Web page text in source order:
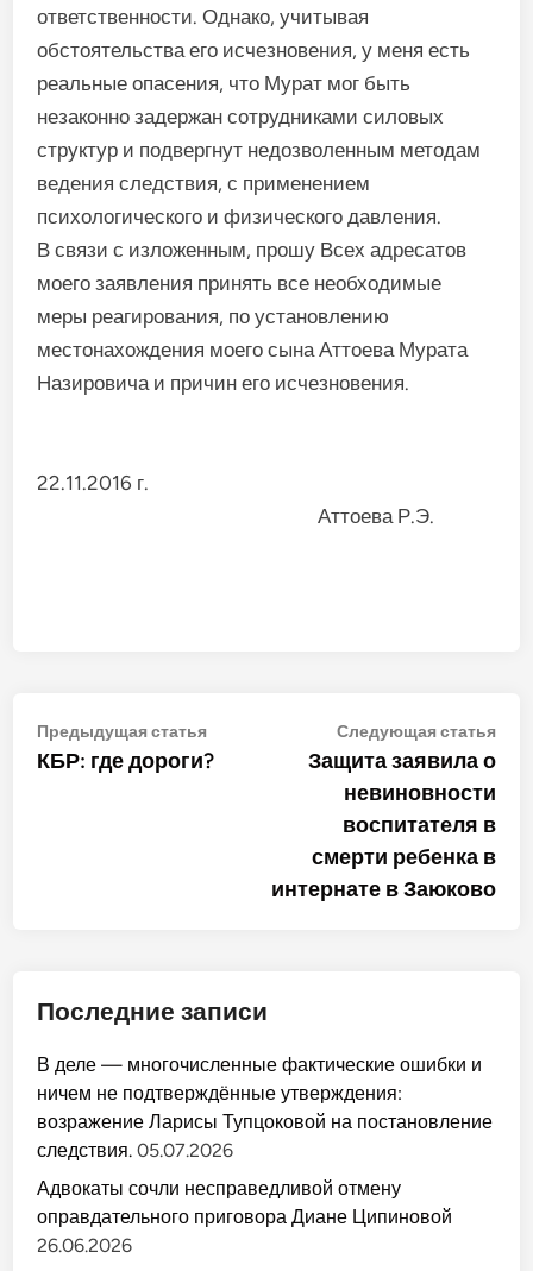
ответственности. Однако, учитывая
обстоятельства его исчезновения, у меня есть
реальные опасения, что Мурат мог быть
незаконно задержан сотрудниками силовых
структур и подвергнут недозволенным методам
ведения следствия, с применением
психологического и физического давления.
В связи с изложенным, прошу Всех адресатов
моего заявления принять все необходимые
меры реагирования, по установлению
местонахождения моего сына Аттоева Мурата
Назировича и причин его исчезновения.
22.11.2016 г.
Аттоева Р.Э.
Навигация
по
Предыдущая статьяПредыдущая
статья:
КБР: где дороги?
Следующая статья
Защита заявила о
невиновности
воспитателя в
смерти ребенка в
интернате в Заюково
Последние записи
В деле — многочисленные фактические ошибки и
ничем не подтверждённые утверждения:
возражение Ларисы Тупцоковой на постановление
следствия. 05.07.2026
Адвокаты сочли несправедливой отмену
оправдательного приговора Диане Ципиновой
26.06.2026